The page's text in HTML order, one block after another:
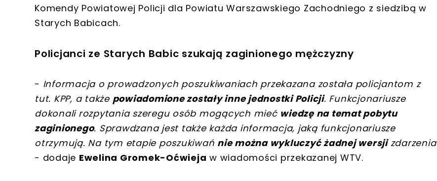
Komendy Powiatowej Policji dla Powiatu Warszawskiego Zachodniego z siedzibą w
Starych Babicach.
Policjanci ze Starych Babic szukają zaginionego mężczyzny
- Informacja o prowadzonych poszukiwaniach przekazana została policjantom z
tut. KPP, a także powiadomione zostały inne jednostki Policji. Funkcjonariusze
dokonali rozpytania szeregu osób mogących mieć wiedzę na temat pobytu
zaginionego. Sprawdzana jest także każda informacja, jaką funkcjonariusze
otrzymują. Na tym etapie poszukiwań nie można wykluczyć żadnej wersjizdarzenia
- dodaje Ewelina Gromek-Oćwieja w wiadomości przekazanej WTV.